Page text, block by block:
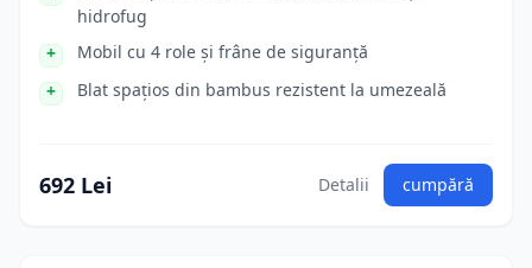
hidrofug
Mobil cu 4 role și frâne de siguranță
Blat spațios din bambus rezistent la umezeală
692 Lei Detalii cumpără